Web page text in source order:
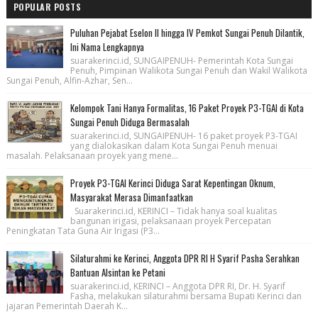
POPULAR POSTS
Puluhan Pejabat Eselon II hingga IV Pemkot Sungai Penuh Dilantik,
Ini Nama Lengkapnya
suarakerinci.id, SUNGAIPENUH- Pemerintah Kota Sungai
Penuh, Pimpinan Walikota Sungai Penuh dan Wakil Walikota
Sungai Penuh, Alfin-Azhar, Sen...
Kelompok Tani Hanya Formalitas, 16 Paket Proyek P3-TGAI di Kota
Sungai Penuh Diduga Bermasalah
suarakerinci.id, SUNGAIPENUH- 16 paket proyek P3-TGAI
yang dialokasikan dalam Kota Sungai Penuh menuai
masalah. Pelaksanaan proyek yang mene...
Proyek P3-TGAI Kerinci Diduga Sarat Kepentingan Oknum,
Masyarakat Merasa Dimanfaatkan
Suarakerinci.id, KERINCI – Tidak hanya soal kualitas
bangunan irigasi, pelaksanaan proyek Percepatan
Peningkatan Tata Guna Air Irigasi (P3...
Silaturahmi ke Kerinci, Anggota DPR RI H Syarif Pasha Serahkan
Bantuan Alsintan ke Petani
suarakerinci.id, KERINCI – Anggota DPR RI, Dr. H. Syarif
Fasha, melakukan silaturahmi bersama Bupati Kerinci dan
jajaran Pemerintah Daerah K...